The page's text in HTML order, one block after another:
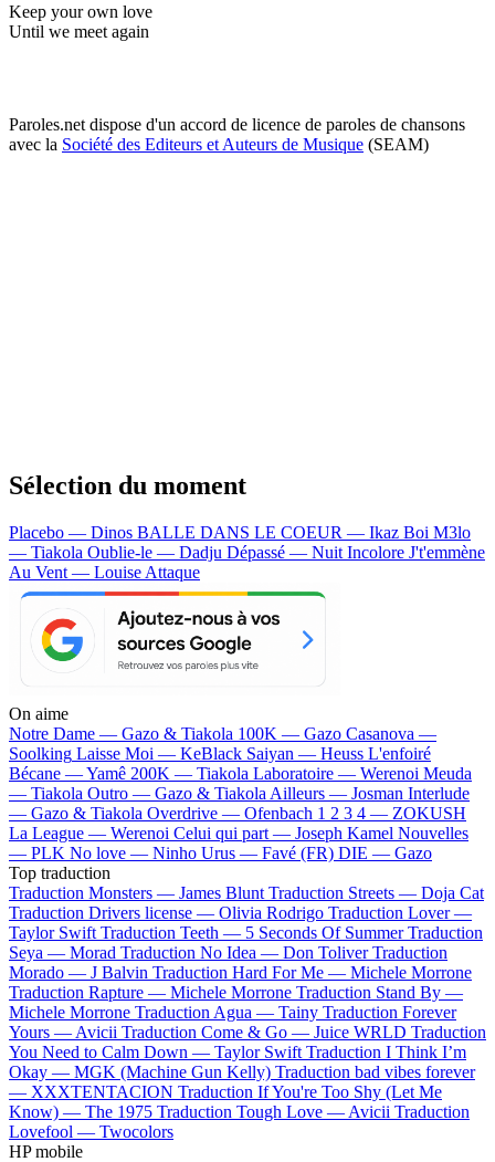
Keep your own love
Until we meet again
Paroles.net dispose d'un accord de licence de paroles de chansons
avec la Société des Editeurs et Auteurs de Musique (SEAM)
Sélection du moment
Placebo — Dinos BALLE DANS LE COEUR — Ikaz Boi M3lo
— Tiakola Oublie-le — Dadju Dépassé — Nuit Incolore J't'emmène
Au Vent — Louise Attaque
On aime
Notre Dame — Gazo & Tiakola 100K — Gazo Casanova —
Soolking Laisse Moi — KeBlack Saiyan — Heuss L'enfoiré
Bécane —Yamê 200K — Tiakola Laboratoire — Werenoi Meuda
— Tiakola Outro — Gazo & Tiakola Ailleurs — Josman Interlude
— Gazo & Tiakola Overdrive — Ofenbach 1 2 3 4 — ZOKUSH
La League — Werenoi Celui qui part — Joseph Kamel Nouvelles
— PLK No love — Ninho Urus — Favé (FR) DIE — Gazo
Top traduction
Traduction Monsters — James Blunt Traduction Streets — Doja Cat
Traduction Drivers license — Olivia Rodrigo Traduction Lover —
Taylor Swift Traduction Teeth — 5 Seconds Of Summer Traduction
Seya — Morad Traduction No Idea — Don Toliver Traduction
Morado — J Balvin Traduction Hard For Me — Michele Morrone
Traduction Rapture — Michele Morrone Traduction Stand By —
Michele Morrone Traduction Agua — Tainy Traduction Forever
Yours — Avicii Traduction Come & Go — Juice WRLD Traduction
You Need to Calm Down — Taylor Swift Traduction I Think I’m
Okay — MGK (Machine Gun Kelly) Traduction bad vibes forever
— XXXTENTACION Traduction If You're Too Shy (Let Me
Know) — The 1975 Traduction Tough Love — Avicii Traduction
Lovefool — Twocolors
HP mobile